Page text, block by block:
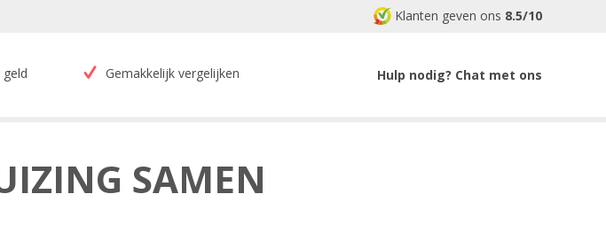
Klanten geven ons 8.5/10
Gemakkelijk vergelijken Hulp nodig? Chat met ons
SAMEN